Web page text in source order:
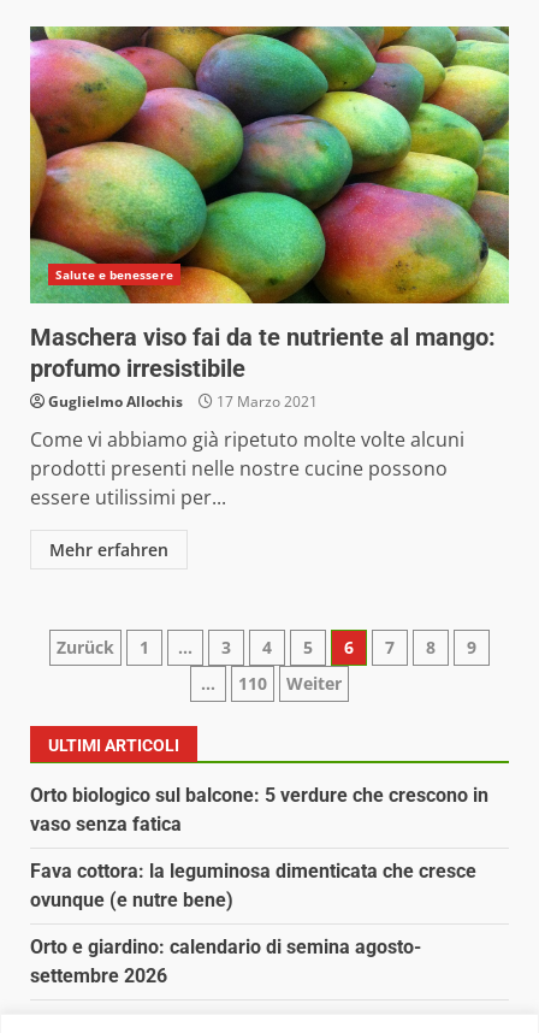
Salute e benessere
Maschera viso fai da te nutriente al mango:
profumo irresistibile
Guglielmo Allochis 17 Marzo 2021
Come vi abbiamo già ripetuto molte volte alcuni
prodotti presenti nelle nostre cucine possono
essere utilissimi per...
Mehr erfahren
Paginazione
articoli
Zurück 1 … 3 4 5 6 7 8
9
…
110 Weiter
ULTIMI ARTICOLI
Orto biologico sul balcone: 5 verdure che crescono in
vaso senza fatica
Fava cottora: la leguminosa dimenticata che cresce
ovunque (e nutre bene)
Orto e giardino: calendario di semina agosto-
settembre 2026